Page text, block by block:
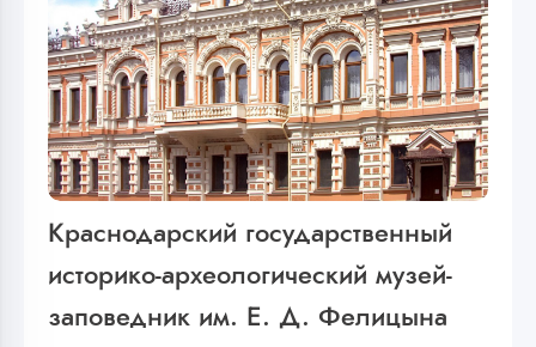
Краснодарский государственный
историко-археологический музей-
заповедник им. Е. Д. Фелицына